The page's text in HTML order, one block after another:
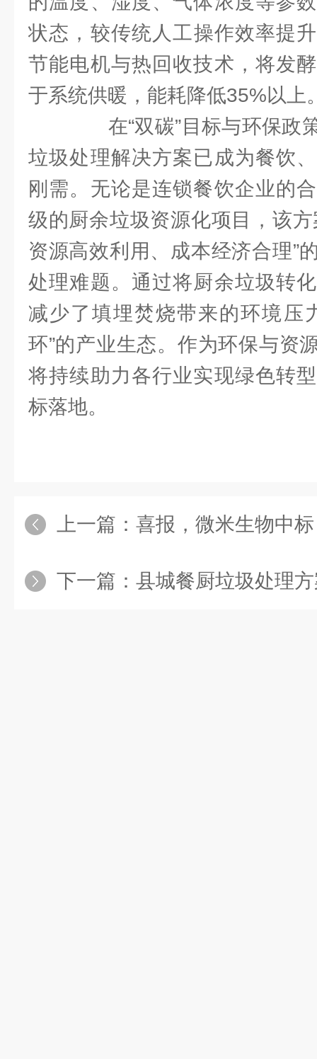
状态，较传统人工操作效率提
节能电机与热回收技术，将发
于系统供暖，能耗降低35%以上
在“双碳”目标与环保政
垃圾处理解决方案已成为餐饮
刚需。无论是连锁餐饮企业的
级的厨余垃圾资源化项目，该
资源高效利用、成本经济合理”
处理难题。通过将厨余垃圾转
减少了填埋焚烧带来的环境压
环”的产业生态。作为环保与资
将持续助力各行业实现绿色转
标落地。
上一篇： 喜报，微米生物中
下一篇： 县城餐厨垃圾处理方案：好氧